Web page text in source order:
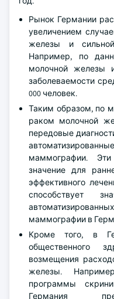
Рынок Германии
увеличением
железы и сильной
Например, по
молочной железы
заболеваемости
000 человек.
Таким образом, по
раком молочной
передовые
маммографии.
значение для
эффективного
способствует
маммографии в
Кроме того, в
общественного
возмещения
железы.
программы
Германия